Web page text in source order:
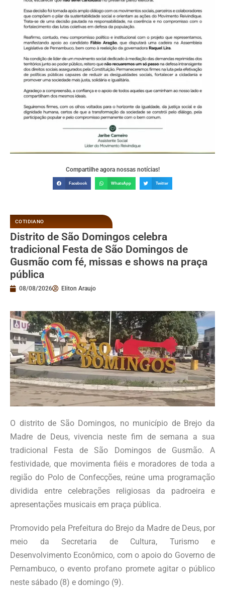
Compartilhe agora nossas notícias!
Facebook WhatsApp Twitter
COTIDIANO
Distrito de São Domingos celebra
tradicional Festa de São Domingos de
Gusmão com fé, missas e shows na praça
pública
08/08/2026 Eliton Araujo
O distrito de São Domingos, no município de Brejo da
Madre de Deus, vivencia neste fim de semana a sua
tradicional Festa de São Domingos de Gusmão. A
festividade, que movimenta fiéis e moradores de toda a
região do Polo de Confecções, reúne uma programação
dividida entre celebrações religiosas da padroeira e
apresentações musicais em praça pública.
Promovido pela Prefeitura do Brejo da Madre de Deus, por
meio da Secretaria de Cultura, Turismo e
Desenvolvimento Econômico, com o apoio do Governo de
Pernambuco, o evento profano promete agitar o público
neste sábado (8) e domingo (9).